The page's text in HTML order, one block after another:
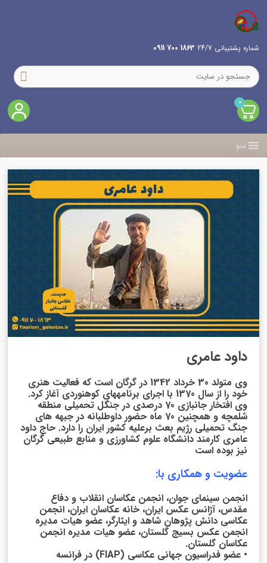
شماره پشتیبانی 24/7 1863 700 0911
0
منو
داود عامری
وی متولد 30 خرداد 1342 در گرگان است که فعالیت هنری
خود را از سال 1370 با اجرای برنامههای کوهنوردی آغاز کرد.
وی افتخار جانبازی 70 درصدی در جنگل تحمیلی منطقه
شلمچه و همچنین 70 ماه حضور داوطلبانه در جبهه های
جنگ تحمیلی رژیم بعث برعلیه کشور ایران را دارد. حاج داود
عامری کارمند دانشگاه علوم کشاورزی و منابع طبیعی گرگان
نیز بوده است
عضویت و همکاری با:
انجمن سینمای جوان، انجمن عکاسان انقلاب و دفاع
مقدس، آژانس عکس ایران، خانه عکاسان ایران، انجمن
عکاسی دانش پژوهان شاهد و ایثارگر، عضو هیات مدیره
انجمن عکس بسیج گلستان، عضو هیات مدیره انجمن
عکاسان گلستان.
• عضو فدراسیون جهانی عکاسی (FIAP) در فرانسه